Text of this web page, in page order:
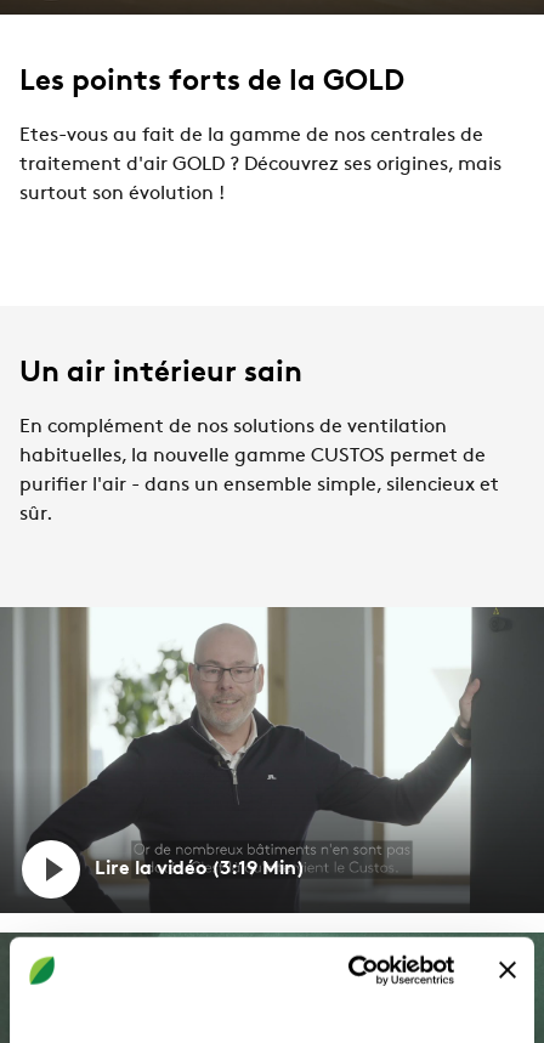
Les points forts de la GOLD
Etes-vous au fait de la gamme de nos centrales de
traitement d'air GOLD ? Découvrez ses origines, mais
surtout son évolution !
Un air intérieur sain
En complément de nos solutions de ventilation
habituelles, la nouvelle gamme CUSTOS permet de
purifier l'air - dans un ensemble simple, silencieux et
sûr.
Lire la vidéo (3:19 Min)